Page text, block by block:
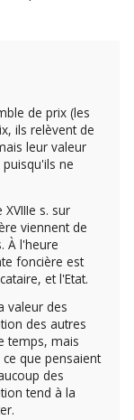
de prix (les
ils relèvent de
leur valeur
ne
s. sur
viennent de
À l'heure
foncière est
et l'Etat.
valeur des
des autres
temps, mais
que pensaient
des
tend à la